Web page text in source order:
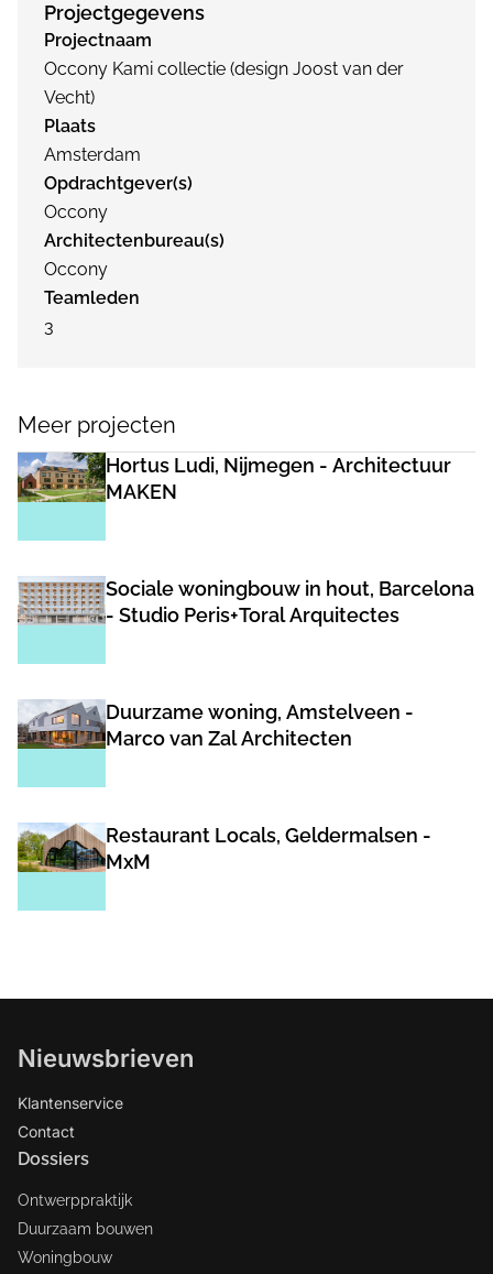
Projectgegevens
Projectnaam
Occony Kami collectie (design Joost van der
Vecht)
Plaats
Amsterdam
Opdrachtgever(s)
Occony
Architectenbureau(s)
Occony
Teamleden
3
Meer projecten
Hortus Ludi, Nijmegen - Architectuur
MAKEN
Sociale woningbouw in hout, Barcelona
- Studio Peris+Toral Arquitectes
Duurzame woning, Amstelveen -
Marco van Zal Architecten
Restaurant Locals, Geldermalsen -
MxM
Nieuwsbrieven
Klantenservice
Contact
Dossiers
Ontwerppraktijk
Duurzaam bouwen
Woningbouw